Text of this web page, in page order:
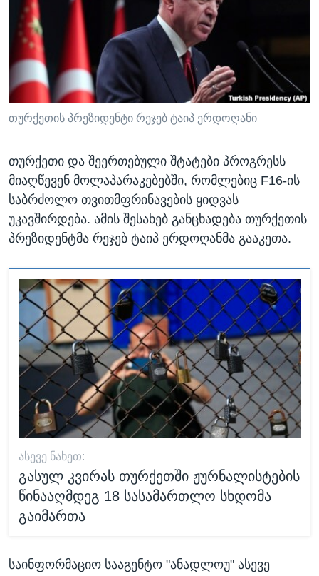
ᲡᲢᲣᲓᲘᲐ ᲕᲐᲨᲘᲜᲒᲢᲝᲜᲘ
ᲔᲙᲝᲜᲝᲛᲘᲙᲐ
ᲯᲐᲜᲛᲠᲗᲔᲚᲝᲑᲐ
ᲛᲔᲪᲜᲘᲔᲠᲔᲑᲐ
ᲘᲜᲢᲔᲠᲕᲘᲣ
ᲙᲣᲚᲢᲣᲠᲐ
ᲓᲔᲖᲘᲜᲤᲝᲠᲛᲐᲪᲘᲐ
Learning English
ᲗᲕᲐᲚᲘ ᲒᲕᲐᲓᲔᲕᲜᲔᲗ
თურქეთის პრეზიდენტი რეჯებ ტაიპ ერდოღანი
თურქეთი და შეერთებული შტატები პროგრესს
მიაღწევენ მოლაპარაკებებში, რომლებიც F16-ის
საბრძოლო თვითმფრინავების ყიდვას
უკავშირდება. ამის შესახებ განცხადება თურქეთის
პრეზიდენტმა რეჯებ ტაიპ ერდოღანმა გააკეთა.
ᲐᲡᲔᲕᲔ ᲜᲐᲮᲔᲗ:
გასულ კვირას თურქეთში ჟურნალისტების
წინააღმდეგ 18 სასამართლო სხდომა
გაიმართა
საინფორმაციო სააგენტო "ანადლოუ" ასევე